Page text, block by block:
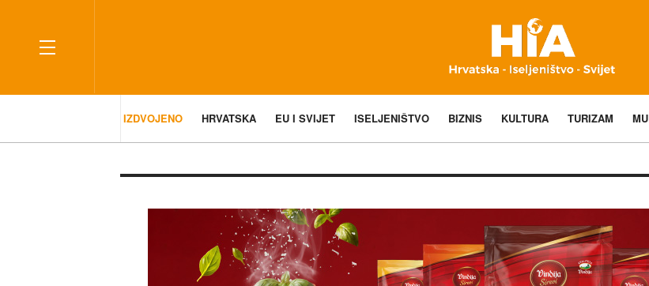
IZDVOJENO HRVATSKA EU I SVIJET ISELJENIŠTVO BIZNIS KULTURA TURIZAM